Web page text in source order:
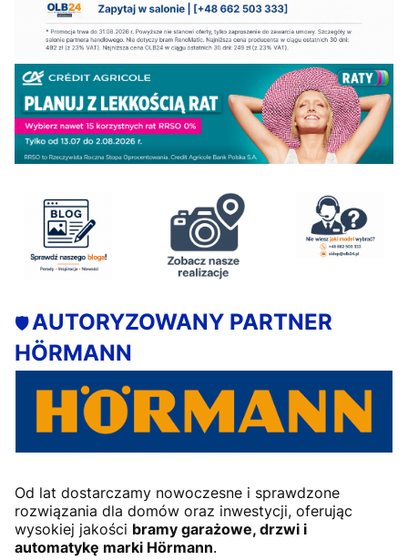
🛡️AUTORYZOWANY PARTNER
HÖRMANN
Od lat dostarczamy nowoczesne i sprawdzone
rozwiązania dla domów oraz inwestycji, oferując
wysokiej jakości bramy garażowe, drzwi i
automatykę marki Hörmann.